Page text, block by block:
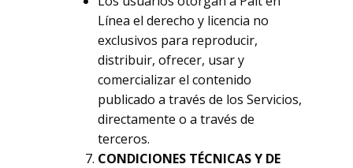
Línea el derecho y licencia no
exclusivos para reproducir,
distribuir, ofrecer, usar y
comercializar el contenido
publicado a través de los Servicios,
directamente o a través de
terceros.
CONDICIONES TÉCNICAS Y DE